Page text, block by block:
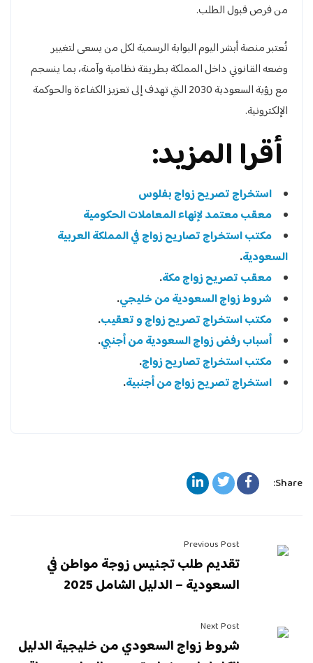
من فرص قبول الطلب.
تُعتبر منصة أبشر اليوم البوابة الرسمية لكل من يسعى لتغيير
وضعه القانوني داخل المملكة بطريقة نظامية وآمنة، بما ينسجم
مع رؤية السعودية 2030 التي تهدف إلى تعزيز الكفاءة والحوكمة
الإلكترونية.
أقرا المزيد:
استخراج تصريح زواج بفلوس
معقب معتمد لإنهاء المعاملات الحكومية
مكتب استخراج تصاريح زواج في المملكة العربية
السعودية.
معقب تصريح زواج مكة.
شروط زواج السعودية من خليجي.
مكتب استخراج تصريح زواج و تعقيب.
أسباب رفض زواج السعودية من أجنبي.
مكتب استخراج تصاريح زواج.
استخراج تصريح زواج من أجنبية.
Share:
Previous Post
تقديم طلب تجنيس زوجة مواطن في
السعودية – الدليل الشامل 2025
Next Post
شروط زواج السعودي من خليجية الدليل